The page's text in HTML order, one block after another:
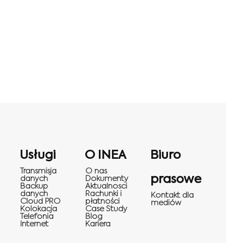
Usługi
Transmisja
danych
Backup
danych
Cloud PRO
Kolokacja
Telefonia
Internet
O INEA
O nas
Dokumenty
Aktualnosci
Rachunki i
płatności
Case Study
Blog
Kariera
Biuro
prasowe
Kontakt dla
mediów